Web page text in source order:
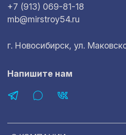
+7 (913) 069-81-18
mb@mirstroy54.ru
г. Новосибирск, ул.
Напишите нам